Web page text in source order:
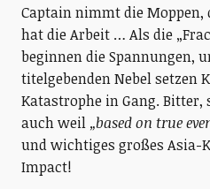
Captain nimmt die Moppen,
hat die Arbeit … Als die
beginnen die Spannungen,
titelgebenden Nebel setzen
Katastrophe in Gang.
auch weil „based on true
und wichtiges großes Asia-
Impact!